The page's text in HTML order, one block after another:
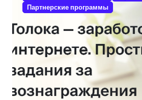
Партнерские программы